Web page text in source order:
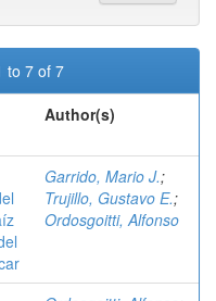
to 7 of 7
Author(s)
Garrido, Mario J.;
Trujillo, Gustavo E.;
Ordosgoitti, Alfonso